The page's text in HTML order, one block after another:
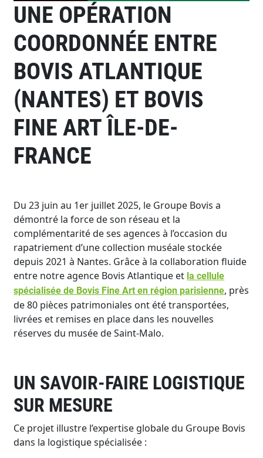
UNE OPÉRATION
COORDONNÉE ENTRE
BOVIS ATLANTIQUE
(NANTES) ET BOVIS
FINE ART ÎLE-DE-
FRANCE
Du 23 juin au 1er juillet 2025, le Groupe Bovis a
démontré la force de son réseau et la
complémentarité de ses agences à l’occasion du
rapatriement d’une collection muséale stockée
depuis 2021 à Nantes. Grâce à la collaboration fluide
entre notre agence Bovis Atlantique et la cellule
spécialisée de Bovis Fine Art en région parisienne, près
de 80 pièces patrimoniales ont été transportées,
livrées et remises en place dans les nouvelles
réserves du musée de Saint-Malo.
UN SAVOIR-FAIRE LOGISTIQUE
SUR MESURE
Ce projet illustre l’expertise globale du Groupe Bovis
dans la logistique spécialisée :